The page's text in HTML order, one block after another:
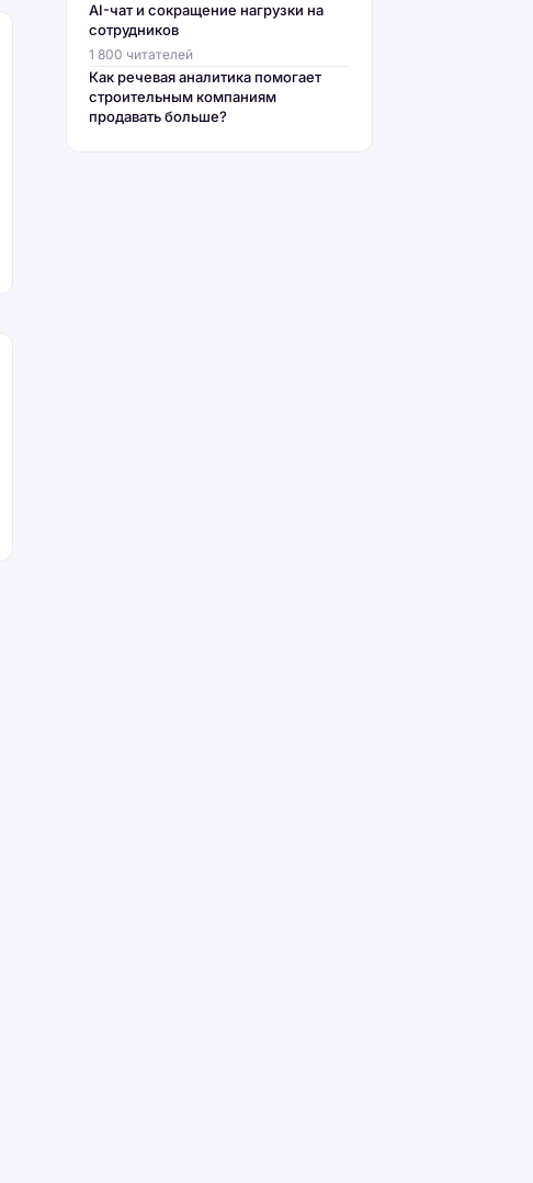
AI-чат и сокращение нагрузки на
сотрудников
1 800 читателей
Как речевая аналитика помогает
строительным компаниям
продавать больше?